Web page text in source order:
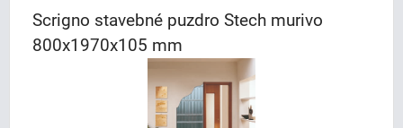
Scrigno stavebné puzdro Stech murivo
800x1970x105 mm